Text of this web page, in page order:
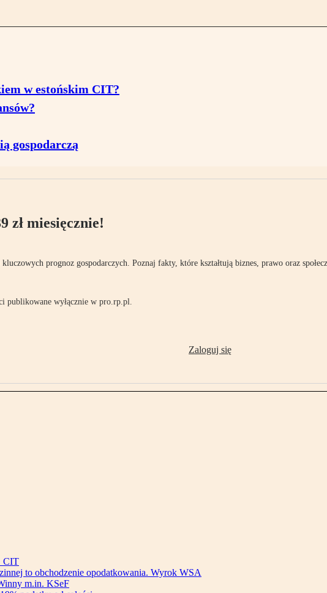
w estońskim CIT?
gospodarczą
zł miesięcznie!
prognoz gospodarczych. Poznaj fakty, które kształtują biznes, prawo oraz
publikowane wyłącznie w pro.rp.pl.
Zaloguj się
to obchodzenie opodatkowania. Wyrok WSA
m.in. KSeF